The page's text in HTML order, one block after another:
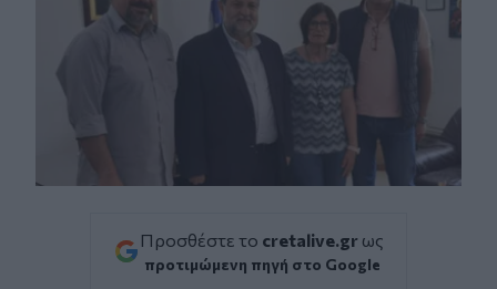
Προσθέστε το cretalive.gr ως
προτιμώμενη πηγή στο Google